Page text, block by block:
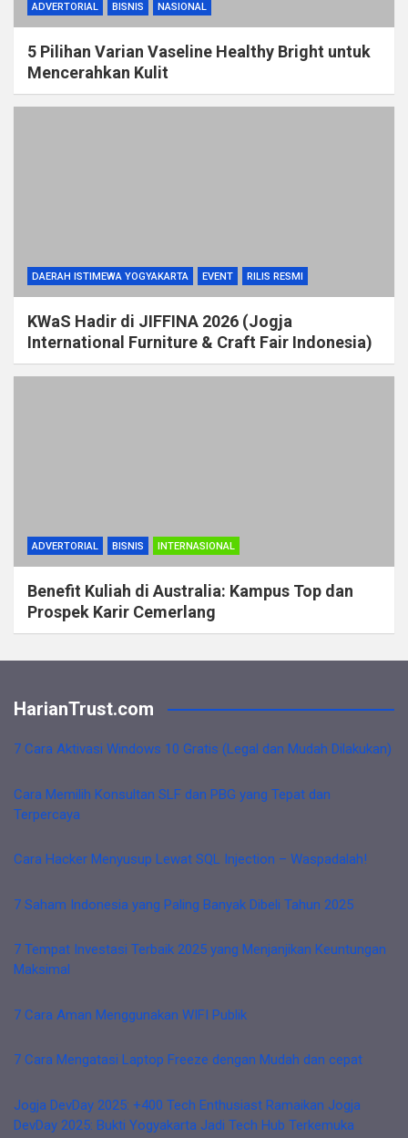
ADVERTORIAL BISNIS NASIONAL
5 Pilihan Varian Vaseline Healthy Bright untuk
Mencerahkan Kulit
DAERAH ISTIMEWA YOGYAKARTA EVENT RILIS RESMI
KWaS Hadir di JIFFINA 2026 (Jogja
International Furniture & Craft Fair Indonesia)
ADVERTORIAL BISNIS INTERNASIONAL
Benefit Kuliah di Australia: Kampus Top dan
Prospek Karir Cemerlang
HarianTrust.com
7 Cara Aktivasi Windows 10 Gratis (Legal dan Mudah Dilakukan)
Cara Memilih Konsultan SLF dan PBG yang Tepat dan
Terpercaya
Cara Hacker Menyusup Lewat SQL Injection – Waspadalah!
7 Saham Indonesia yang Paling Banyak Dibeli Tahun 2025
7 Tempat Investasi Terbaik 2025 yang Menjanjikan Keuntungan
Maksimal
7 Cara Aman Menggunakan WIFI Publik
7 Cara Mengatasi Laptop Freeze dengan Mudah dan cepat
Jogja DevDay 2025: +400 Tech Enthusiast Ramaikan Jogja
DevDay 2025: Bukti Yogyakarta Jadi Tech Hub Terkemuka